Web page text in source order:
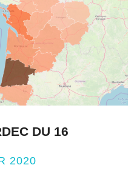
DU 16
2020